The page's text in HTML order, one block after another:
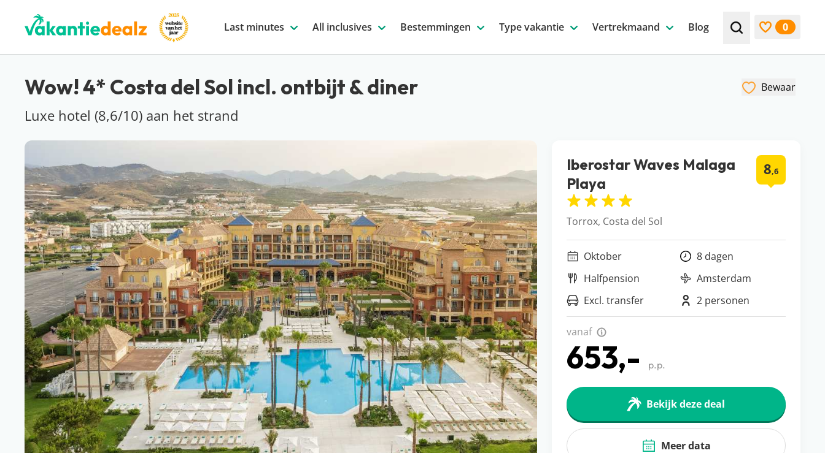
Last minutes All inclusives Bestemmingen Type vakantie Vertrekmaand Blog Zoek bijv. een
0
Wow! 4* Costa del Sol incl. ontbijt & diner
Luxe hotel (8,6/10) aan het strand
Bewaar
Iberostar Waves Malaga
Playa
8,6
Torrox, Costa del Sol
Oktober
8 dagen
Halfpension
Amsterdam
Excl. transfer
2 personen
vanaf
653,- p.p.
Bekijk deze deal
Meer data